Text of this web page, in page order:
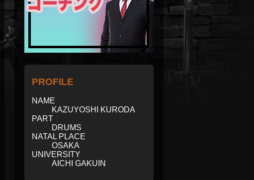
PROFILE
NAME
KAZUYOSHI KURODA
PART
DRUMS
NATAL PLACE
OSAKA
UNIVERSITY
AICHI GAKUIN